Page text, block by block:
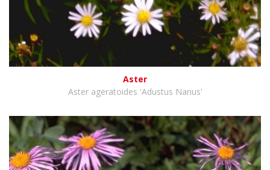
Aster
Aster ageratoides 'Adustus Nanus'